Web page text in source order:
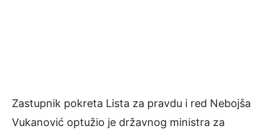
Zastupnik pokreta Lista za pravdu i red Nebojša
Vukanović optužio je državnog ministra za